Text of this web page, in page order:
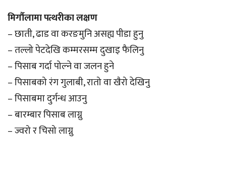
मिर्गौलामा पत्थरीका लक्षण
– छाती, ढाड वा करङमुनि असह्य पीडा हुनु
– तल्लो पेटदेखि कम्मरसम्म दुखाइ फैलिनु
– पिसाब गर्दा पोल्ने वा जलन हुने
– पिसाबको रंग गुलाबी, रातो वा खैरो देखिनु
– पिसाबमा दुर्गन्ध आउनु
– बारम्बार पिसाब लाग्नु
– ज्वरो र चिसो लाग्नु